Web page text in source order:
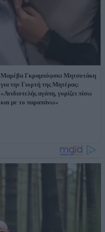
Μαρέβα Γκραμπόφσκι Μητσοτάκη
για την Γιορτή της Μητέρας:
«Ανιδιοτελής αγάπη, γυρίζει πίσω
και με το παραπάνω»